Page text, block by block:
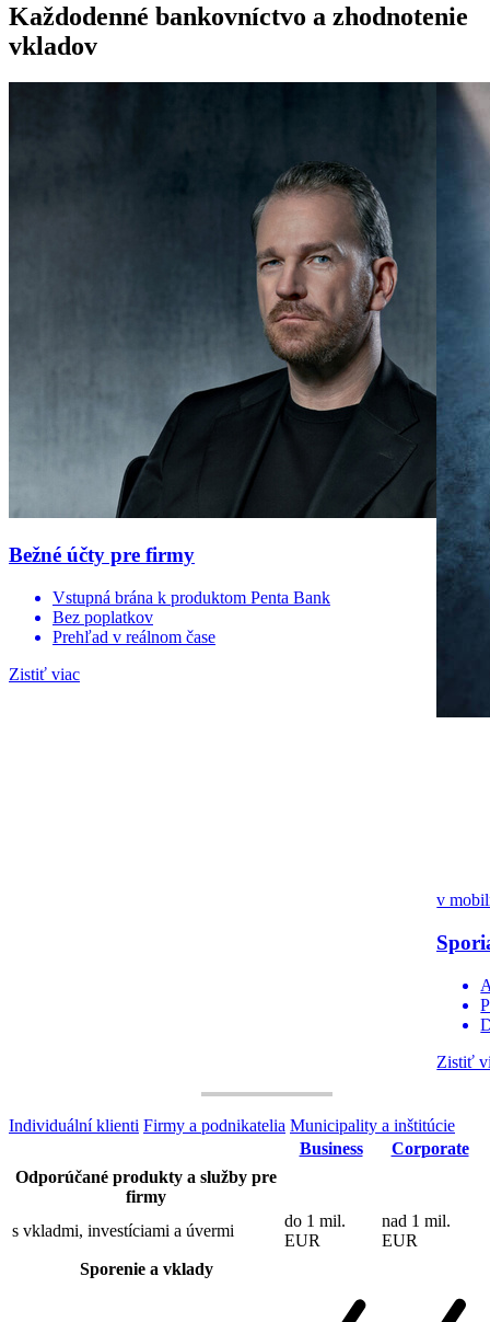
Každodenné bankovníctvo a zhodnotenie
vkladov
Bežné účty pre firmy
Vstupná brána k produktom Penta Bank
Bez poplatkov
Prehľad v reálnom čase
Zistiť viac
v
Zistiť
Individuální klienti Firmy a podnikatelia Municipality a inštitúcie
Business
Corporate
Odporúčané produkty a služby pre
firmy
s vkladmi, investíciami a úvermi
do 1 mil.
EUR
nad 1 mil.
EUR
Sporenie a vklady